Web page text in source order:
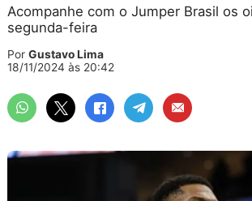
Acompanhe com o Jumper Brasil os
segunda-feira
Por Gustavo Lima
18/11/2024 às 20:42